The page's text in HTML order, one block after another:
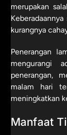
merupakan
kurangnya
Penerangan
mengurangi
penerangan,
malam hari
meningkatkan
Manfaat